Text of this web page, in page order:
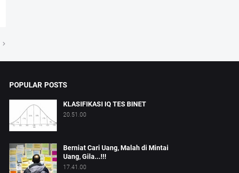
POPULAR POSTS
KLASIFIKASI IQ TES BINET
20.51.00
Berniat Cari Uang, Malah di Mintai
Uang, Gila...!!!
17.41.00